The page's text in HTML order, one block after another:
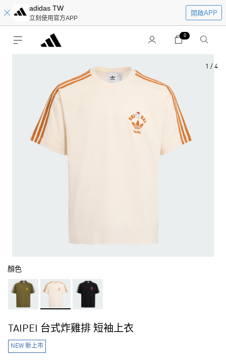
adidas TW
立刻使用官方APP
開啟APP
0
1 / 4
顏色
TAIPEI 台式炸雞排 短袖上衣
NEW 新上市